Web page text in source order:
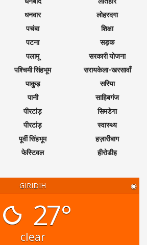
धनवार
पचंबा
पटना
पलामू
पश्चिमी सिंहभूम
पाकुड़
पानी
पीरटांड़
पीरटांड़
पूर्वी सिंहभूम
फेस्टिवल
लोहरदगा
शिक्षा
सड़क
सरकारी योजना
सरायकेला-खरसावाँ
सरिया
साहिबगंज
सिमडेगा
स्वास्थ्य
हज़ारीबाग
हीरोडीह
GIRIDIH ◉
27°
clear